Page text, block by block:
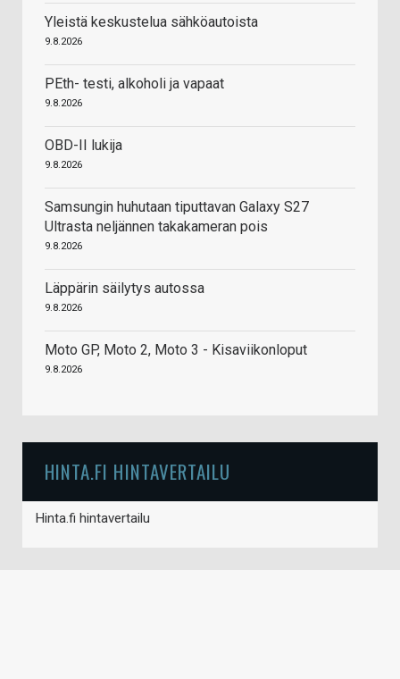
Yleistä keskustelua sähköautoista
9.8.2026
PEth- testi, alkoholi ja vapaat
9.8.2026
OBD-II lukija
9.8.2026
Samsungin huhutaan tiputtavan Galaxy S27
Ultrasta neljännen takakameran pois
9.8.2026
Läppärin säilytys autossa
9.8.2026
Moto GP, Moto 2, Moto 3 - Kisaviikonloput
9.8.2026
HINTA.FI HINTAVERTAILU
Hinta.fi hintavertailu